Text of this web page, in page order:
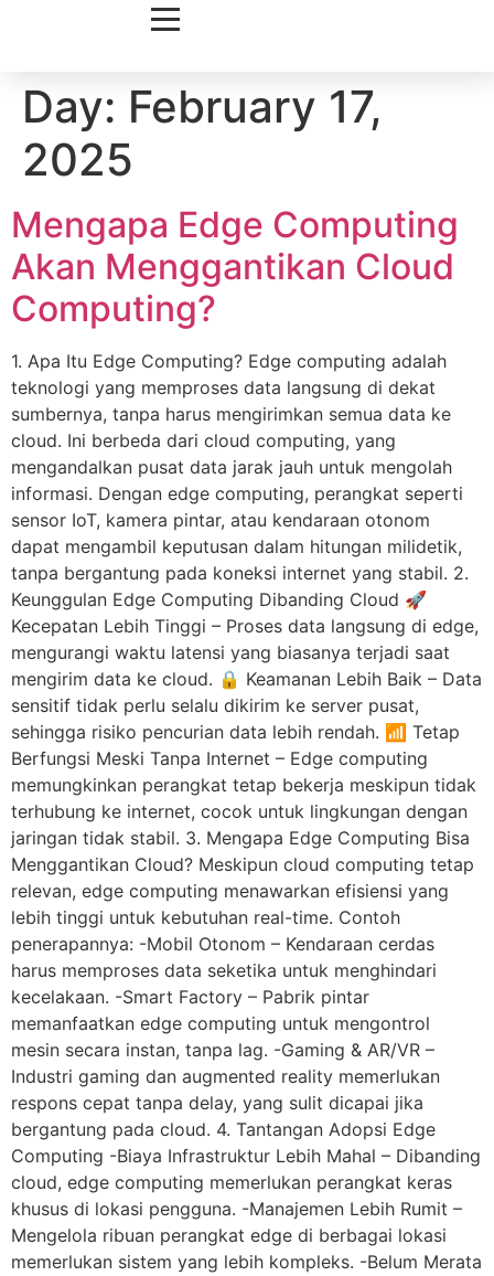
Day: February 17,
2025
Mengapa Edge Computing
Akan Menggantikan Cloud
Computing?
1. Apa Itu Edge Computing? Edge computing adalah
teknologi yang memproses data langsung di dekat
sumbernya, tanpa harus mengirimkan semua data ke
cloud. Ini berbeda dari cloud computing, yang
mengandalkan pusat data jarak jauh untuk mengolah
informasi. Dengan edge computing, perangkat seperti
sensor IoT, kamera pintar, atau kendaraan otonom
dapat mengambil keputusan dalam hitungan milidetik,
tanpa bergantung pada koneksi internet yang stabil. 2.
Keunggulan Edge Computing Dibanding Cloud 🚀
Kecepatan Lebih Tinggi – Proses data langsung di edge,
mengurangi waktu latensi yang biasanya terjadi saat
mengirim data ke cloud. 🔒 Keamanan Lebih Baik – Data
sensitif tidak perlu selalu dikirim ke server pusat,
sehingga risiko pencurian data lebih rendah. 📶 Tetap
Berfungsi Meski Tanpa Internet – Edge computing
memungkinkan perangkat tetap bekerja meskipun tidak
terhubung ke internet, cocok untuk lingkungan dengan
jaringan tidak stabil. 3. Mengapa Edge Computing Bisa
Menggantikan Cloud? Meskipun cloud computing tetap
relevan, edge computing menawarkan efisiensi yang
lebih tinggi untuk kebutuhan real-time. Contoh
penerapannya: -Mobil Otonom – Kendaraan cerdas
harus memproses data seketika untuk menghindari
kecelakaan. -Smart Factory – Pabrik pintar
memanfaatkan edge computing untuk mengontrol
mesin secara instan, tanpa lag. -Gaming & AR/VR –
Industri gaming dan augmented reality memerlukan
respons cepat tanpa delay, yang sulit dicapai jika
bergantung pada cloud. 4. Tantangan Adopsi Edge
Computing -Biaya Infrastruktur Lebih Mahal – Dibanding
cloud, edge computing memerlukan perangkat keras
khusus di lokasi pengguna. -Manajemen Lebih Rumit –
Mengelola ribuan perangkat edge di berbagai lokasi
memerlukan sistem yang lebih kompleks. -Belum Merata